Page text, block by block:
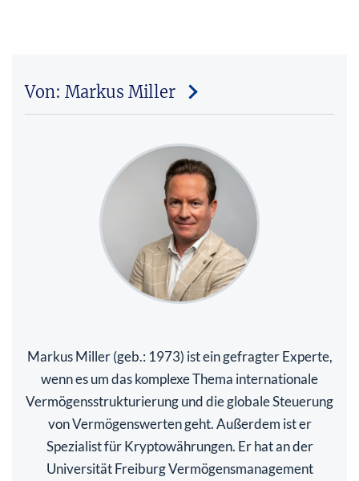
Von: Markus Miller
Markus Miller (geb.: 1973) ist ein gefragter Experte,
wenn es um das komplexe Thema internationale
Vermögensstrukturierung und die globale Steuerung
von Vermögenswerten geht. Außerdem ist er
Spezialist für Kryptowährungen. Er hat an der
Universität Freiburg Vermögensmanagement